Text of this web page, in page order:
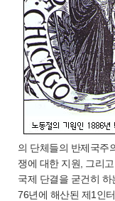
의 단체들의 반제국주
쟁에 대한 지원, 그리
국제 단결을 굳건히
76년에 해산된 제1인